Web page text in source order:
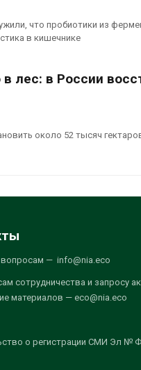
что пробиотики из
в кишечнике
лес: в России
около 52 тысяч
— info@nia.eco
сотрудничества и запросу
материалов — eco@nia.eco
о регистрации СМИ Эл №